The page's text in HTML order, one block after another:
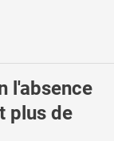
l'absence
plus de